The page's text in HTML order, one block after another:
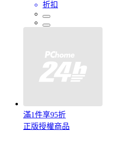
折扣
滿1件享95折
正版授權商品